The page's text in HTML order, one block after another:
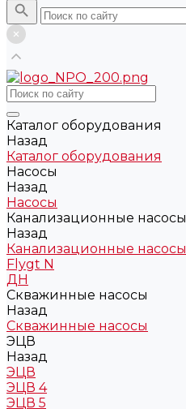
Каталог оборудования
Назад
Каталог оборудования
Насосы
Назад
Насосы
Канализационные насосы
Назад
Канализационные насосы
Flygt N
ДН
Скважинные насосы
Назад
Скважинные насосы
ЭЦВ
Назад
ЭЦВ
ЭЦВ 4
ЭЦВ 5